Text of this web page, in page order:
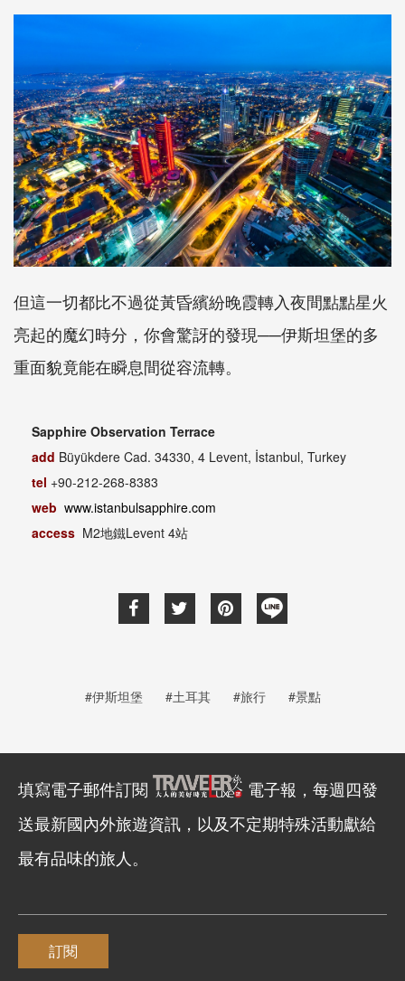
但這一切都比不過從黃昏繽紛晚霞轉入夜間點點星火
亮起的魔幻時分，你會驚訝的發現──伊斯坦堡的多
重面貌竟能在瞬息間從容流轉。
Sapphire Observation Terrace
add Büyükdere Cad. 34330, 4 Levent, İstanbul, Turkey
tel +90-212-268-8383
web www.istanbulsapphire.com
access M2地鐵Levent 4站
#伊斯坦堡 #土耳其 #旅行 #景點
填寫電子郵件訂閱
電子報，每週四發
送最新國內外旅遊資訊，以及不定期特殊活動獻給
最有品味的旅人。
訂閱